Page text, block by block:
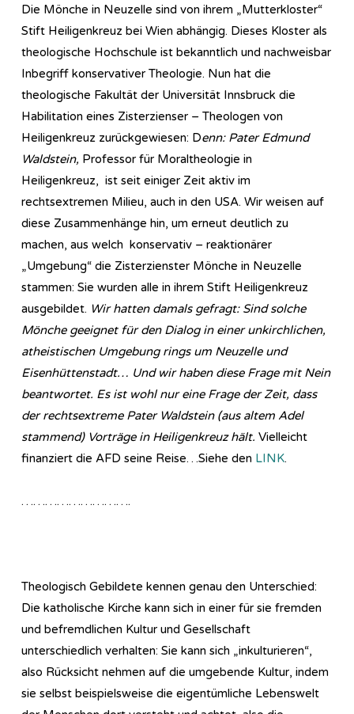
Die Mönche in Neuzelle sind von ihrem „Mutterkloster“
Stift Heiligenkreuz bei Wien abhängig. Dieses Kloster als
theologische Hochschule ist bekanntlich und nachweisbar
Inbegriff konservativer Theologie. Nun hat die
theologische Fakultät der Universität Innsbruck die
Habilitation eines Zisterzienser – Theologen von
Heiligenkreuz zurückgewiesen: Denn: Pater Edmund
Waldstein, Professor für Moraltheologie in
Heiligenkreuz, ist seit einiger Zeit aktiv im
rechtsextremen Milieu, auch in den USA. Wir weisen auf
diese Zusammenhänge hin, um erneut deutlich zu
machen, aus welch konservativ – reaktionärer
„Umgebung“ die Zisterzienster Mönche in Neuzelle
stammen: Sie wurden alle in ihrem Stift Heiligenkreuz
ausgebildet. Wir hatten damals gefragt: Sind solche
Mönche geeignet für den Dialog in einer unkirchlichen,
atheistischen Umgebung rings um Neuzelle und
Eisenhüttenstadt… Und wir haben diese Frage mit Nein
beantwortet. Es ist wohl nur eine Frage der Zeit, dass
der rechtsextreme Pater Waldstein (aus altem Adel
stammend) Vorträge in Heiligenkreuz hält. Vielleicht
finanziert die AFD seine Reise…Siehe den LINK.
……………………….
Theologisch Gebildete kennen genau den Unterschied:
Die katholische Kirche kann sich in einer für sie fremden
und befremdlichen Kultur und Gesellschaft
unterschiedlich verhalten: Sie kann sich „inkulturieren“,
also Rücksicht nehmen auf die umgebende Kultur, indem
sie selbst beispielsweise die eigentümliche Lebenswelt